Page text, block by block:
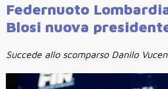
Federnuoto
Blosi nuova
Succede allo scomparso Danilo